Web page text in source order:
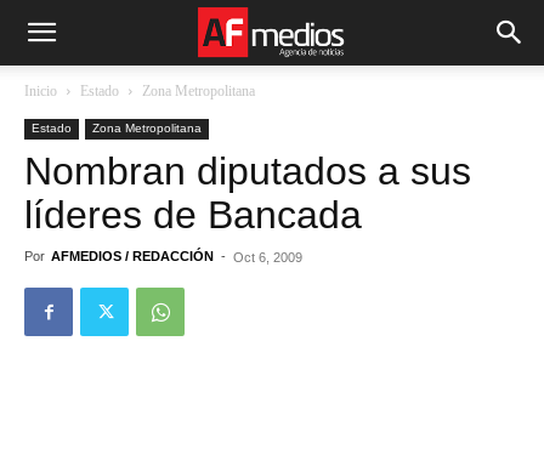
Inicio Estado Zona Metropolitana
Estado Zona Metropolitana
Nombran diputados a sus
líderes de Bancada
Por AFMEDIOS / REDACCIÓN - Oct 6, 2009